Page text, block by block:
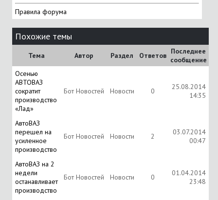
Правила форума
Похожие темы
Тема Автор Раздел Ответов Последнее
сообщение
Осенью
АВТОВАЗ
сократит
производство
«Лад»
Бот Новостей Новости 0
25.08.2014
14:35
АвтоВАЗ
перешел на
усиленное
производство
Бот Новостей Новости 2
03.07.2014
00:47
АвтоВАЗ на 2
недели
останавливает
производство
Бот Новостей Новости 0
01.04.2014
23:48